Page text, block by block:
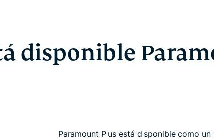
disponible
Paramount Plus está disponible como